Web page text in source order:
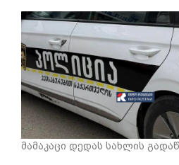
მამაკაცი დედას სახლის